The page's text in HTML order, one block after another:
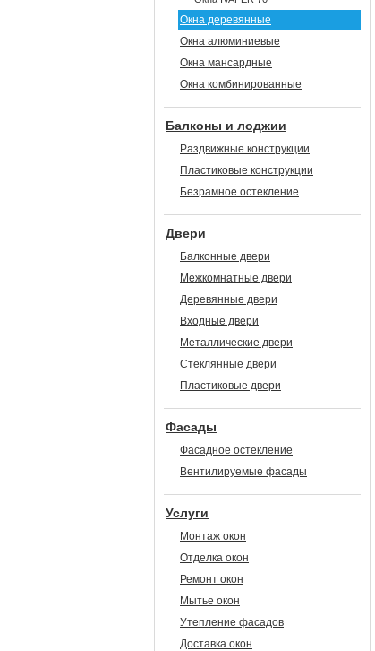
Окна деревянные
Окна алюминиевые
Окна мансардные
Окна комбинированные
Балконы и лоджии
Раздвижные конструкции
Пластиковые конструкции
Безрамное остекление
Двери
Балконные двери
Межкомнатные двери
Деревянные двери
Входные двери
Металлические двери
Стеклянные двери
Пластиковые двери
Фасады
Фасадное остекление
Вентилируемые фасады
Услуги
Монтаж окон
Отделка окон
Ремонт окон
Мытье окон
Утепление фасадов
Доставка окон